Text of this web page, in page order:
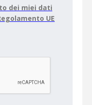
dei miei dati
UE